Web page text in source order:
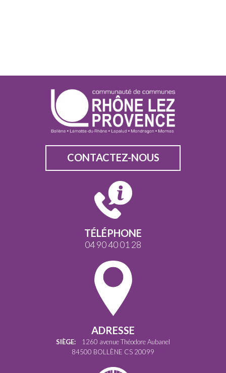
CONTACTEZ-NOUS
TÉLÉPHONE
04 90 40 01 28
ADRESSE
SIÈGE: 1260 avenue Théodore Aubanel
84500 BOLLÈNE CS 20099